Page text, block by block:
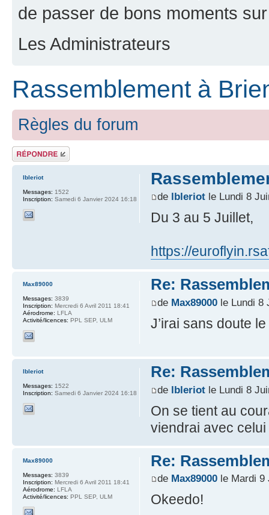
de passer de bons moments
Les Administrateurs
Rassemblement à
Règles du forum
Répondre
de lbleriotle Lundi 8
Du 3 au 5 Juillet,
https://
lbleriot
Messages: 1522
Inscription: Samedi 6 Janvier 2024 16:18
Re:
de Max89000le Lundi 8
J’irai sans doute
Max89000
Messages: 3839
Inscription: Mercredi 6 Avril 2011 18:41
Aérodrome: LFLA
Activité/licences: PPL SEP, ULM
Re:
de lbleriotle Lundi 8
On se tient au
viendrai avec
lbleriot
Messages: 1522
Inscription: Samedi 6 Janvier 2024 16:18
Re:
de Max89000le Mardi 9
Okeedo!
Max89000
Messages: 3839
Inscription: Mercredi 6 Avril 2011 18:41
Aérodrome: LFLA
Activité/licences: PPL SEP, ULM